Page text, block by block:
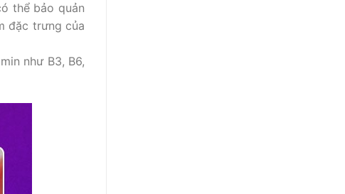
thể bảo quản
đặc trưng của
như B3, B6,